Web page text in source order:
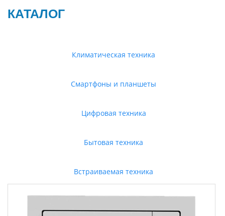
КАТАЛОГ
Климатическая техника
Смартфоны и планшеты
Цифровая техника
Бытовая техника
Встраиваемая техника